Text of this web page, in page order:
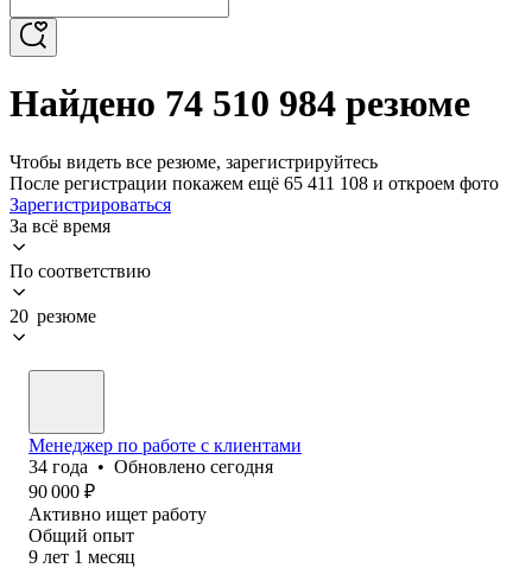
Найдено 74 510 984 резюме
Чтобы видеть все резюме, зарегистрируйтесь
После регистрации покажем ещё 65 411 108 и откроем фото
Зарегистрироваться
За всё время
По соответствию
20 резюме
Менеджер по работе с клиентами
34 года • Обновлено сегодня
90 000 ₽
Активно ищет работу
Общий опыт
9 лет 1 месяц